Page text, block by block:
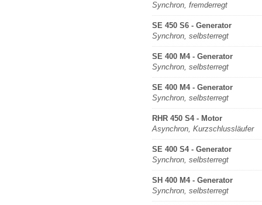
Synchron, fremderregt
SE 450 S6 - Generator
Synchron, selbsterregt
SE 400 M4 - Generator
Synchron, selbsterregt
SE 400 M4 - Generator
Synchron, selbsterregt
RHR 450 S4 - Motor
Asynchron, Kurzschlussläufer
SE 400 S4 - Generator
Synchron, selbsterregt
SH 400 M4 - Generator
Synchron, selbsterregt